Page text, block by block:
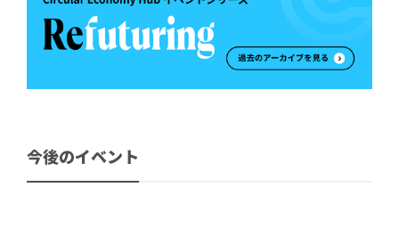
今後のイベント